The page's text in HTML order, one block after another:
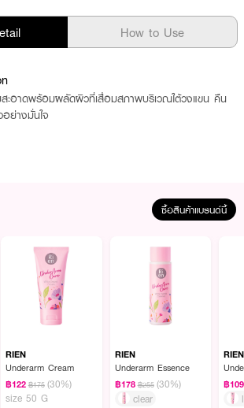
How to Use
ะอาดพร้อมผลัดผิวที่เสื่อมสภาพบริเวณใต้วงแขน คืน
อย่างมั่นใจ
ซื้อสินค้าแบรนด์นี้
RIEN
Underarm Cream
฿122 ฿175 (30%)
size 50 G
RIEN
Underarm Essence
฿178 ฿255 (30%)
clear
RIEN
฿109